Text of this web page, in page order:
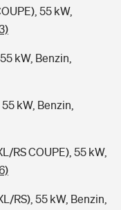
55 kW,
kW, Benzin,
kW, Benzin,
RS COUPE), 55 kW,
RS), 55 kW, Benzin,